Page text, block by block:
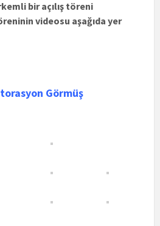
bir açılış töreni
videosu aşağıda yer
Görmüş